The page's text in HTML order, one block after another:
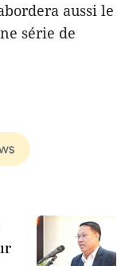
aussi le
série de